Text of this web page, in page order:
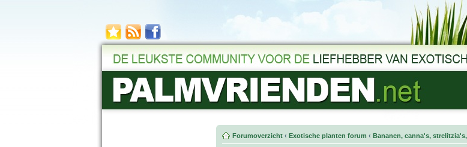
Forumoverzicht ‹ Exotische planten forum ‹ Bananen, canna's,